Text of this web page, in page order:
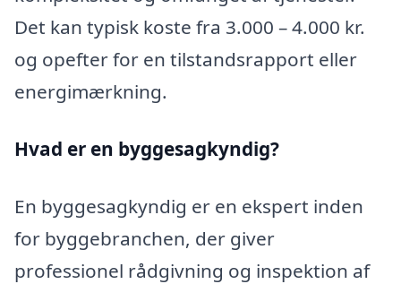
Det kan typisk koste fra 3.000 – 4.000 kr.
og opefter for en tilstandsrapport eller
energimærkning.
Hvad er en byggesagkyndig?
En byggesagkyndig er en ekspert inden
for byggebranchen, der giver
professionel rådgivning og inspektion af